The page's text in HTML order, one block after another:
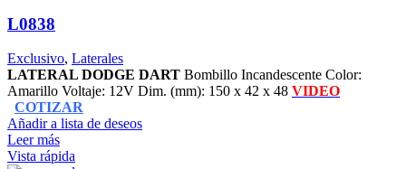
L0838
Exclusivo, Laterales
LATERAL DODGE DART Bombillo Incandescente Color:
Amarillo Voltaje: 12V Dim. (mm): 150 x 42 x 48 VIDEO
COTIZAR
Añadir a lista de deseos
Leer más
Vista rápida